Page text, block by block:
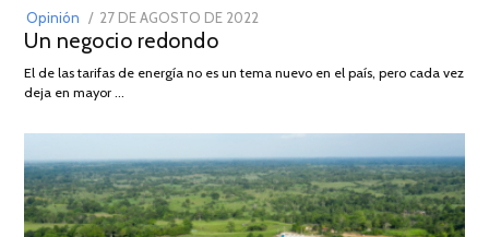
Opinión
POSTED
ON
27 DE AGOSTO DE 2022
DE
Un negocio redondo
El de las tarifas de energía no es un tema nuevo en el país, pero cada vez
deja en mayor …